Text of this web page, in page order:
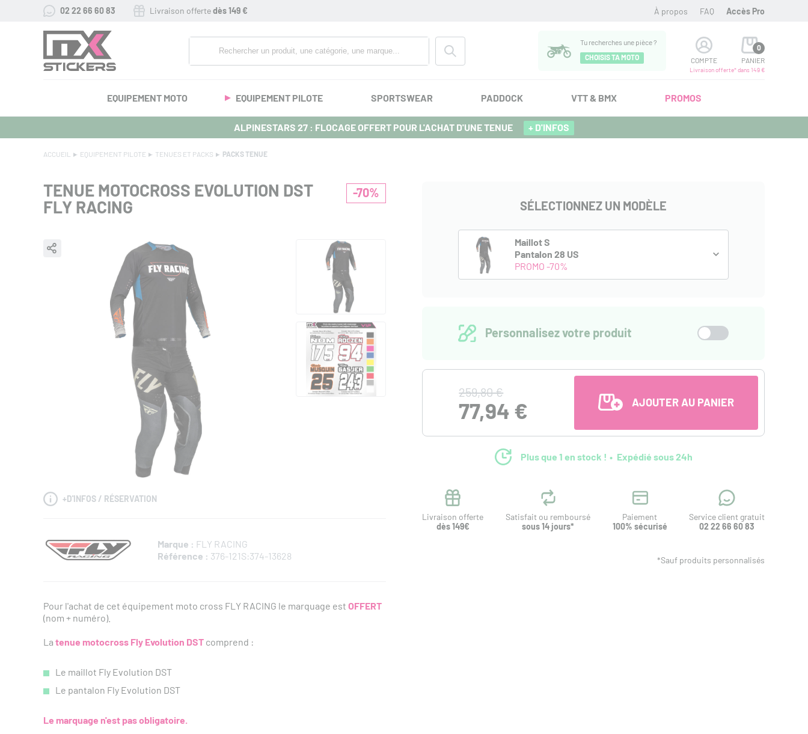
02 22 66 60 83 Livraison offertedès 149 € À propos FAQ Accès Pro
Tu recherches une pièce ?
CHOISIS TA MOTO
COMPTE
0
PANIER
Livraison offerte* dans 149 €
EQUIPEMENT MOTO EQUIPEMENT PILOTE SPORTSWEAR PADDOCK VTT & BMX PROMOS
ALPINESTARS 27 : FLOCAGE OFFERT POUR L'ACHAT D'UNE TENUE + D'INFOS
ACCUEIL EQUIPEMENT PILOTE TENUES ET PACKS PACKS TENUE
-70%
TENUE MOTOCROSS EVOLUTION DST
FLY RACING
+D'INFOS / RÉSERVATION
Marque : FLY RACING
Référence : 376-121S:374-13628
Pour l'achat de cet équipement moto cross FLY RACING le marquage est OFFERT
(nom + numéro).
La tenue motocross Fly Evolution DST comprend :
Le maillot Fly Evolution DST
Le pantalon Fly Evolution DST
Le marquage n'est pas obligatoire.
SÉLECTIONNEZ UN MODÈLE
Maillot S
Pantalon 28 US
PROMO -70%
Personnalisez votre produit
259,80 €
77,94 € AJOUTER AU PANIER
Plus que 1 en stock ! Expédié sous 24h
Livraison offerte
dès 149€
Satisfait ou remboursé
sous 14 jours*
Paiement
100% sécurisé
Service client gratuit
02 22 66 60 83
*Sauf produits personnalisés